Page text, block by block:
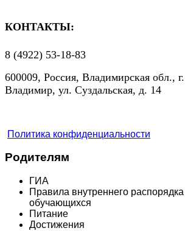
КОНТАКТЫ:
8 (4922) 53-18-83
600009, Россия, Владимирская обл., г.
Владимир, ул. Суздальская, д. 14
Политика конфиденциальности
Родителям
ГИА
Правила внутреннего распорядка
обучающихся
Питание
Достижения